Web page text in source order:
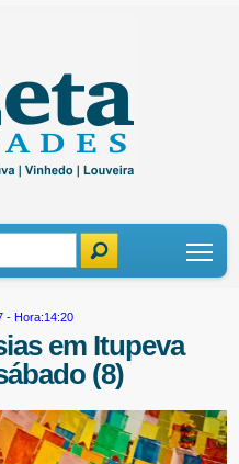
- Hora:14:20
em Itupeva
(8)